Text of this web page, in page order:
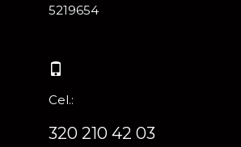
5219654
Cel.:
320 210 42 03